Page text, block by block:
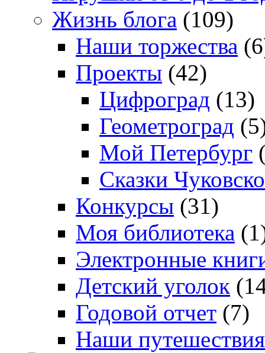
Жизнь блога (109)
Наши торжества
Проекты (42)
Цифроград (13)
Геометроград
Мой Петербург
Сказки
Конкурсы (31)
Моя библиотека
Электронные
Детский уголок
Годовой отчет (7)
Наши путешествия